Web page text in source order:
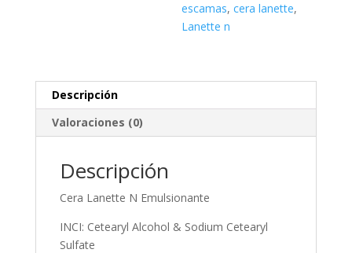
escamas,cera lanette,
Lanette n
Descripción
Valoraciones (0)
Descripción
Cera Lanette N Emulsionante
INCI: Cetearyl Alcohol & Sodium Cetearyl
Sulfate